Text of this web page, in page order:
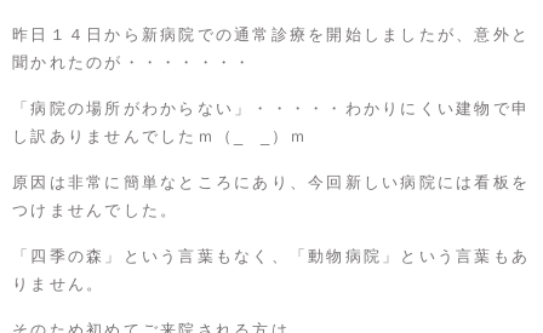
昨日１４日から新病院での通常診療を開始しましたが、意外と
聞かれたのが・・・・・・・
「病院の場所がわからない」・・・・・わかりにくい建物で申
し訳ありませんでしたｍ（_ _）ｍ
原因は非常に簡単なところにあり、今回新しい病院には看板を
つけませんでした。
「四季の森」という言葉もなく、「動物病院」という言葉もあ
りません。